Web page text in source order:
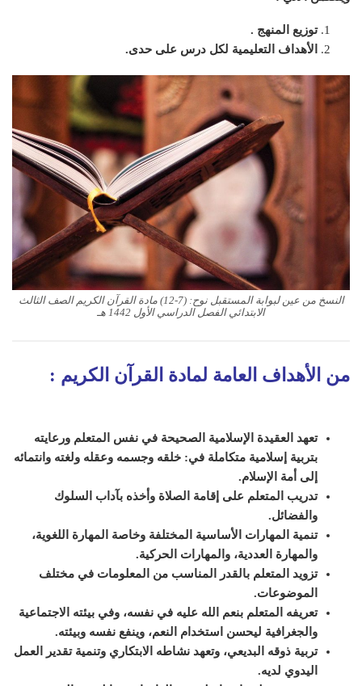
توزيع المنهج .
الأهداف التعليمية لكل درس على حدى.
النسخ من عين لبوابة المستقبل نوح: (7-12) مادة القرآن الكريم الصف الثالث
الابتدائي الفصل الدراسي الأول 1442 هـ
من الأهداف العامة لمادة القرآن الكريم :
تعهد العقيدة الإسلامية الصحيحة في نفس المتعلم ورعايته
بتربية إسلامية متكاملة في: خلقه وجسمه وعقله ولغته وانتمائه
إلى أمة الإسلام.
تدريب المتعلم على إقامة الصلاة وأخذه بآداب السلوك
والفضائل.
تنمية المهارات الأساسية المختلفة وخاصة المهارة اللغوية،
والمهارة العددية، والمهارات الحركية.
تزويد المتعلم بالقدر المناسب من المعلومات في مختلف
الموضوعات.
تعريفه المتعلم بنعم الله عليه في نفسه، وفي بيئته الاجتماعية
والجغرافية ليحسن استخدام النعم، وينفع نفسه وبيئته.
تربية ذوقه البديعي، وتعهد نشاطه الابتكاري وتنمية تقدير العمل
اليدوي لديه.